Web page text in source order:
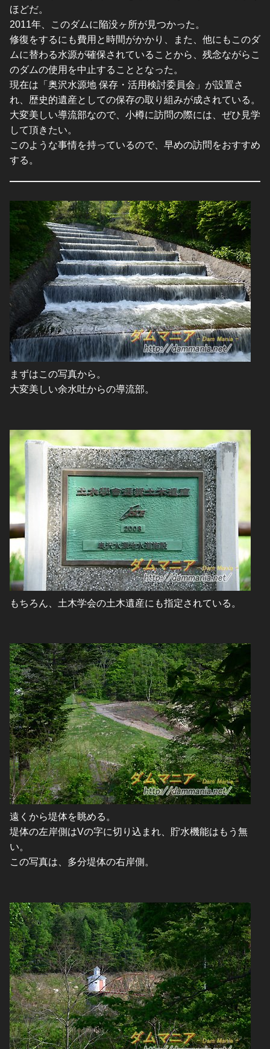
ほどだ。
2011年、このダムに陥没ヶ所が見つかった。
修復をするにも費用と時間がかかり、また、他にもこのダ
ムに替わる水源が確保されていることから、残念ながらこ
のダムの使用を中止することとなった。
現在は「奥沢水源地 保存・活用検討委員会」が設置さ
れ、歴史的遺産としての保存の取り組みが成されている。
大変美しい導流部なので、小樽に訪問の際には、ぜひ見学
して頂きたい。
このような事情を持っているので、早めの訪問をおすすめ
する。
まずはこの写真から。
大変美しい余水吐からの導流部。
もちろん、土木学会の土木遺産にも指定されている。
遠くから堤体を眺める。
堤体の左岸側はVの字に切り込まれ、貯水機能はもう無
い。
この写真は、多分堤体の右岸側。